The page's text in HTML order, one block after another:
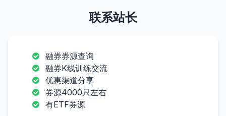
联系站长
融券券源查询
融券K线训练交流
优惠渠道分享
券源4000只左右
有ETF券源